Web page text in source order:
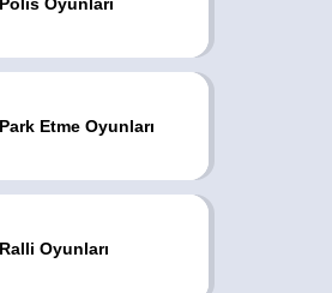
Park Etme Oyunları
Ralli Oyunları